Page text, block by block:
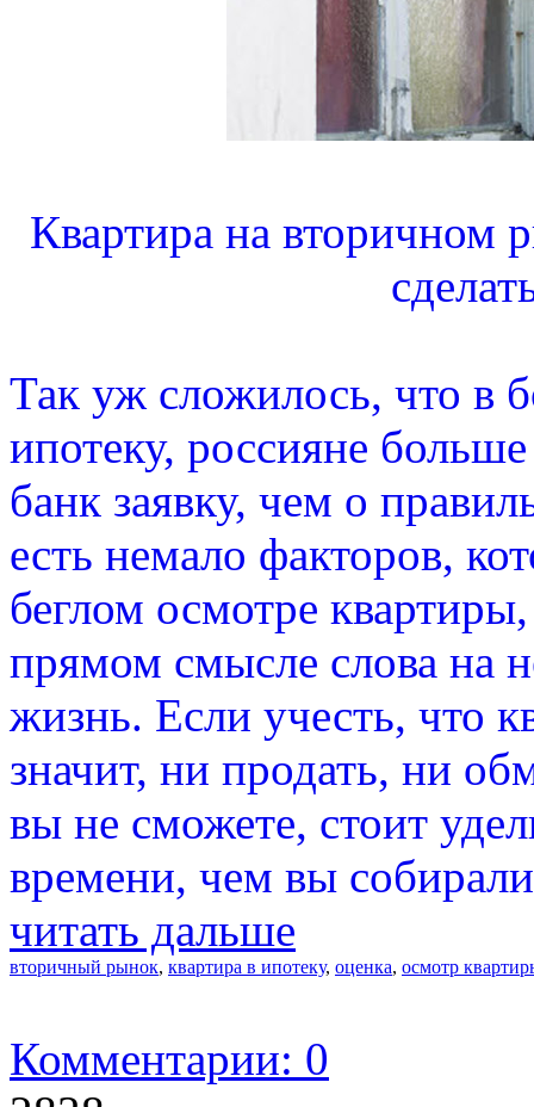
Квартира на вторичном
Так уж сложилось, что в
ипотеку, россияне
банк заявку, чем о
есть немало факторов,
беглом осмотре
прямом смысле слова на
жизнь. Если учесть, что
значит, ни продать, ни
вы не сможете, стоит
времени, чем вы
читать дальше
вторичный рынок, квартира в ипотеку, оценка, осмотр
Комментарии: 0